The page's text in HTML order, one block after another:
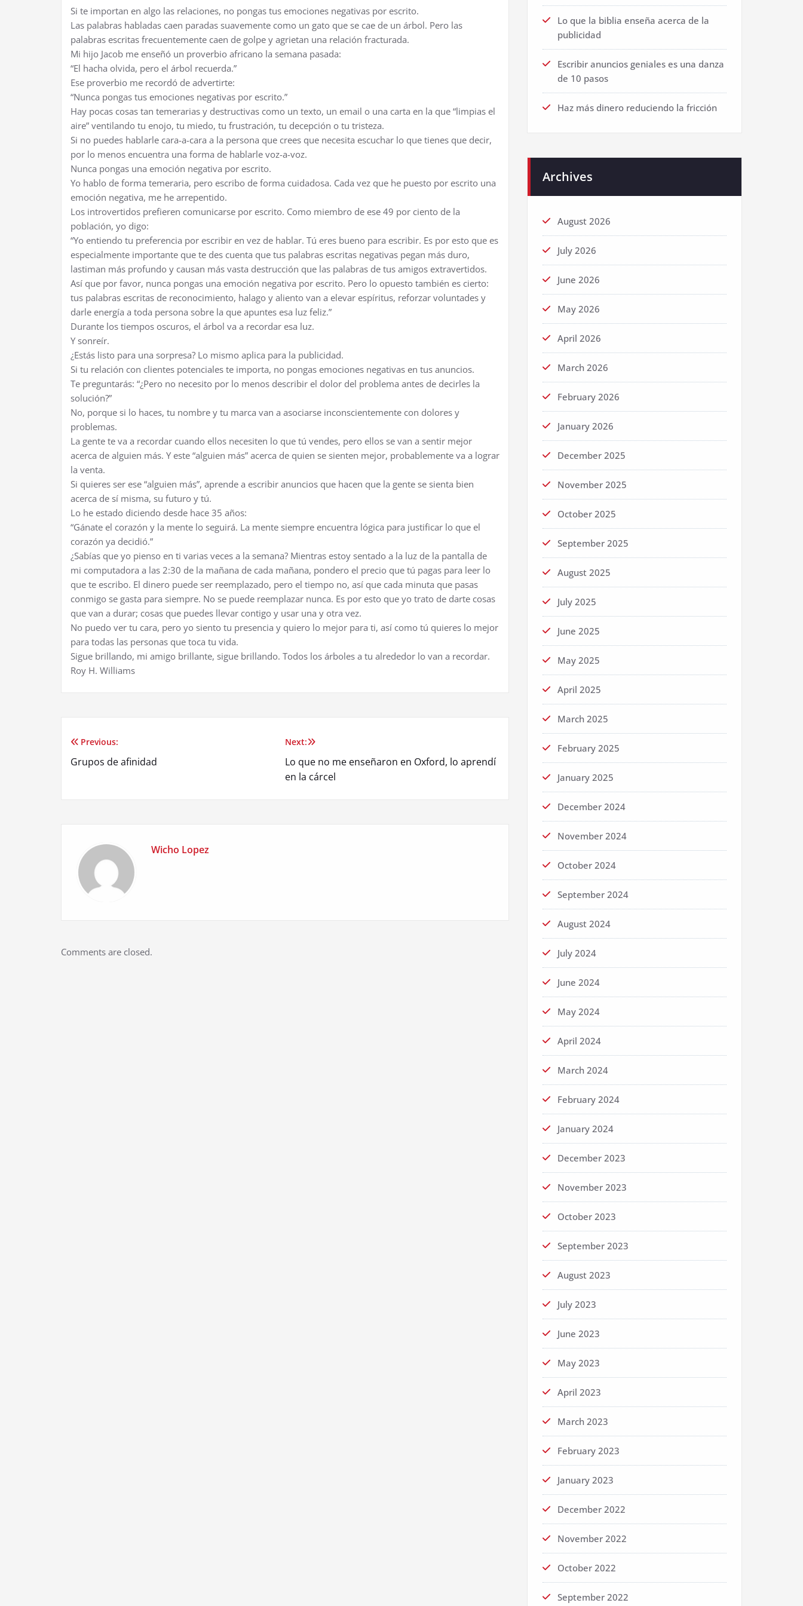
Si te importan en algo las relaciones, no pongas tus emociones negativas por escrito.
Las palabras habladas caen paradas suavemente como un gato que se cae de un árbol. Pero las
palabras escritas frecuentemente caen de golpe y agrietan una relación fracturada.
Mi hijo Jacob me enseñó un proverbio africano la semana pasada:
“El hacha olvida, pero el árbol recuerda.”
Ese proverbio me recordó de advertirte:
“Nunca pongas tus emociones negativas por escrito.”
Hay pocas cosas tan temerarias y destructivas como un texto, un email o una carta en la que “limpias el
aire” ventilando tu enojo, tu miedo, tu frustración, tu decepción o tu tristeza.
Si no puedes hablarle cara-a-cara a la persona que crees que necesita escuchar lo que tienes que decir,
por lo menos encuentra una forma de hablarle voz-a-voz.
Nunca pongas una emoción negativa por escrito.
Yo hablo de forma temeraria, pero escribo de forma cuidadosa. Cada vez que he puesto por escrito una
emoción negativa, me he arrepentido.
Los introvertidos prefieren comunicarse por escrito. Como miembro de ese 49 por ciento de la
población, yo digo:
“Yo entiendo tu preferencia por escribir en vez de hablar. Tú eres bueno para escribir. Es por esto que es
especialmente importante que te des cuenta que tus palabras escritas negativas pegan más duro,
lastiman más profundo y causan más vasta destrucción que las palabras de tus amigos extravertidos.
Así que por favor, nunca pongas una emoción negativa por escrito. Pero lo opuesto también es cierto:
tus palabras escritas de reconocimiento, halago y aliento van a elevar espíritus, reforzar voluntades y
darle energía a toda persona sobre la que apuntes esa luz feliz.”
Durante los tiempos oscuros, el árbol va a recordar esa luz.
Y sonreír.
¿Estás listo para una sorpresa? Lo mismo aplica para la publicidad.
Si tu relación con clientes potenciales te importa, no pongas emociones negativas en tus anuncios.
Te preguntarás: “¿Pero no necesito por lo menos describir el dolor del problema antes de decirles la
solución?”
No, porque si lo haces, tu nombre y tu marca van a asociarse inconscientemente con dolores y
problemas.
La gente te va a recordar cuando ellos necesiten lo que tú vendes, pero ellos se van a sentir mejor
acerca de alguien más. Y este “alguien más” acerca de quien se sienten mejor, probablemente va a lograr
la venta.
Si quieres ser ese “alguien más”, aprende a escribir anuncios que hacen que la gente se sienta bien
acerca de sí misma, su futuro y tú.
Lo he estado diciendo desde hace 35 años:
“Gánate el corazón y la mente lo seguirá. La mente siempre encuentra lógica para justificar lo que el
corazón ya decidió.”
¿Sabías que yo pienso en ti varias veces a la semana? Mientras estoy sentado a la luz de la pantalla de
mi computadora a las 2:30 de la mañana de cada mañana, pondero el precio que tú pagas para leer lo
que te escribo. El dinero puede ser reemplazado, pero el tiempo no, así que cada minuta que pasas
conmigo se gasta para siempre. No se puede reemplazar nunca. Es por esto que yo trato de darte cosas
que van a durar; cosas que puedes llevar contigo y usar una y otra vez.
No puedo ver tu cara, pero yo siento tu presencia y quiero lo mejor para ti, así como tú quieres lo mejor
para todas las personas que toca tu vida.
Sigue brillando, mi amigo brillante, sigue brillando. Todos los árboles a tu alrededor lo van a recordar.
Roy H. Williams
Post
Previous:
Grupos de afinidad
Next:
Lo que no me enseñaron en Oxford, lo aprendí
en la cárcel
Wicho Lopez
Comments are closed.
Lo que la biblia enseña acerca de la
publicidad
Escribir anuncios geniales es una danza
de 10 pasos
Haz más dinero reduciendo la fricción
Archives
August 2026
July 2026
June 2026
May 2026
April 2026
March 2026
February 2026
January 2026
December 2025
November 2025
October 2025
September 2025
August 2025
July 2025
June 2025
May 2025
April 2025
March 2025
February 2025
January 2025
December 2024
November 2024
October 2024
September 2024
August 2024
July 2024
June 2024
May 2024
April 2024
March 2024
February 2024
January 2024
December 2023
November 2023
October 2023
September 2023
August 2023
July 2023
June 2023
May 2023
April 2023
March 2023
February 2023
January 2023
December 2022
November 2022
October 2022
September 2022